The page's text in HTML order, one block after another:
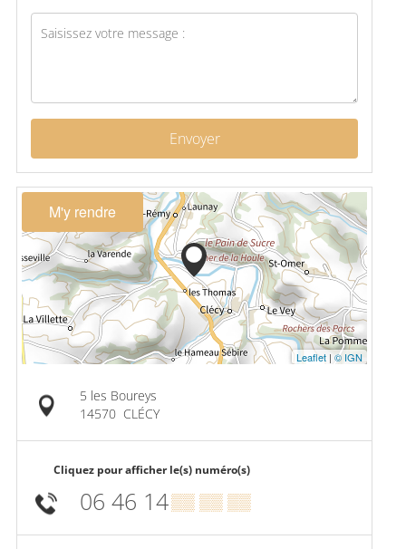
Envoyer
M'y rendre
Leaflet | © IGN
5 les Boureys
14570 CLÉCY
Cliquez pour afficher le(s) numéro(s)
06 46 14▒▒ ▒▒ ▒▒